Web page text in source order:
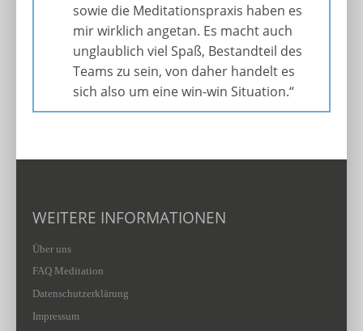
sowie die Meditationspraxis haben es
mir wirklich angetan. Es macht auch
unglaublich viel Spaß, Bestandteil des
Teams zu sein, von daher handelt es
sich also um eine win-win Situation.“
WEITERE INFORMATIONEN
Über uns
FAQ Meditation
Datenschutzerklärung
Impressum